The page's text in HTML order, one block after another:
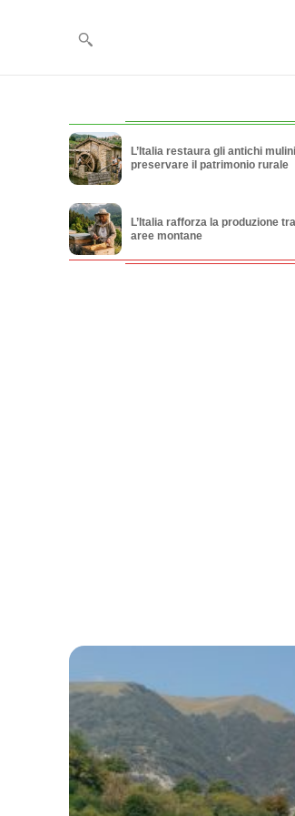
L’Italia restaura gli antichi
preservare il patrimonio rurale
L’Italia rafforza la produzione
aree montane